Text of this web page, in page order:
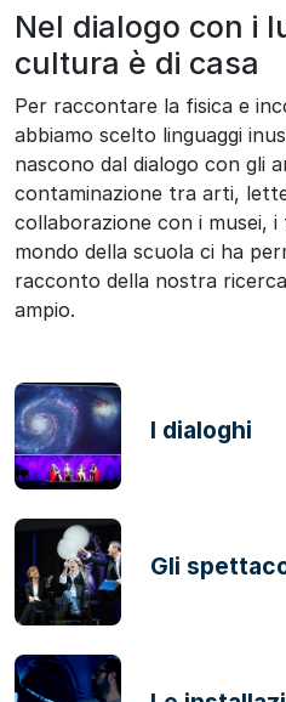
Nel dialogo con i
cultura è di casa
Per raccontare la fisica e
abbiamo scelto linguaggi
nascono dal dialogo con gli
contaminazione tra arti,
collaborazione con i musei,
mondo della scuola ci ha
racconto della nostra
ampio.
I dialoghi
Gli